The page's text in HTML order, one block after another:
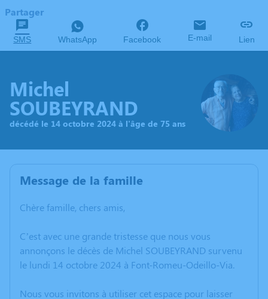
Partager
SMS WhatsApp Facebook E-mail Lien
Michel
SOUBEYRAND
décédé le 14 octobre 2024 à l'âge de 75 ans
Message de la famille
Chère famille, chers amis,
C’est avec une grande tristesse que nous vous
annonçons le décès de Michel SOUBEYRAND survenu
le lundi 14 octobre 2024 à Font-Romeu-Odeillo-Via.
Nous vous invitons à utiliser cet espace pour laisser